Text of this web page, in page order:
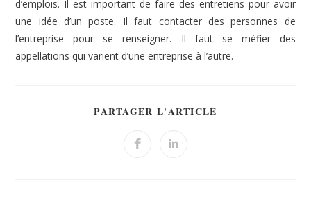
d’emplois. Il est important de faire des entretiens pour avoir
une idée d’un poste. Il faut contacter des personnes de
l’entreprise pour se renseigner. Il faut se méfier des
appellations qui varient d’une entreprise à l’autre.
PARTAGER L'ARTICLE